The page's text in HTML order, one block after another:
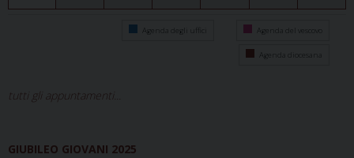
Agenda degli uffici Agenda del vescovo
Agenda diocesana
tutti gli appuntamenti...
GIUBILEO GIOVANI 2025